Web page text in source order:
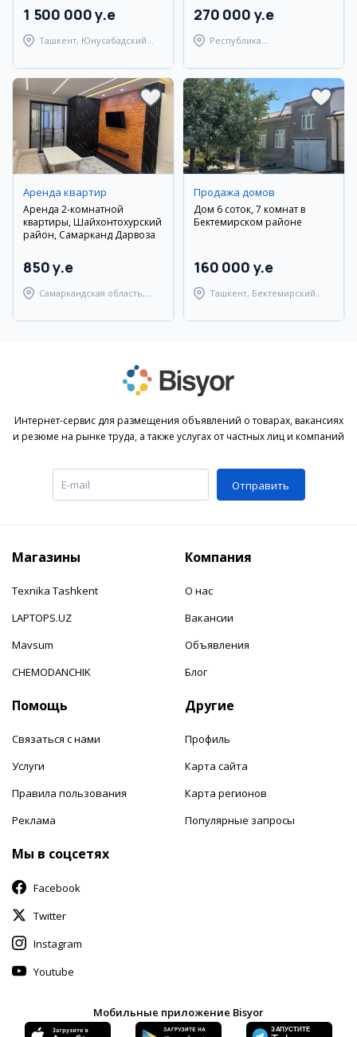
1 500 000 y.e
Ташкент, Юнусабадский
270 000 y.e
Республика
район
Аренда квартир
Аренда 2-комнатной
квартиры, Шайхонтохурский
район, Самарканд Дарвоза
850 y.e
Самаркандская область,
Продажа домов
Дом 6 соток, 7 комнат в
Бектемирском районе
160 000 y.e
Ташкент, Бектемирский
Интернет-сервис для размещения объявлений о товарах, вакансиях
и резюме на рынке труда, а также услугах от частных лиц и компаний
Отправить
Магазины
Texnika Tashkent
LAPTOPS.UZ
Mavsum
CHEMODANCHIK
Компания
О нас
Вакансии
Объявления
Блог
Помощь
Связаться с нами
Услуги
Правила пользования
Реклама
Другие
Профиль
Карта сайта
Карта регионов
Популярные запросы
Мы в соцсетях
Facebook
Twitter
Instagram
Youtube
Мобильные приложение Bisyor